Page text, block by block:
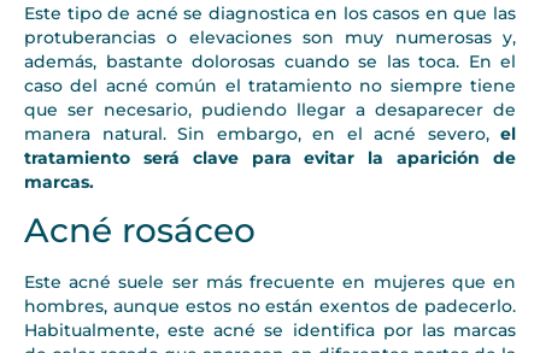
Este tipo de acné se diagnostica en los casos en que las
protuberancias o elevaciones son muy numerosas y,
además, bastante dolorosas cuando se las toca. En el
caso del acné común el tratamiento no siempre tiene
que ser necesario, pudiendo llegar a desaparecer de
manera natural. Sin embargo, en el acné severo, el
tratamiento será clave para evitar la aparición de
marcas.
Acné rosáceo
Este acné suele ser más frecuente en mujeres que en
hombres, aunque estos no están exentos de padecerlo.
Habitualmente, este acné se identifica por las marcas